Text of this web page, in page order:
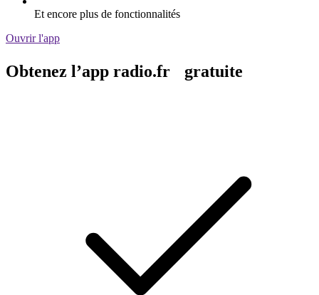
Et encore plus de fonctionnalités
Ouvrir l'app
Obtenez l’app radio.fr gratuite